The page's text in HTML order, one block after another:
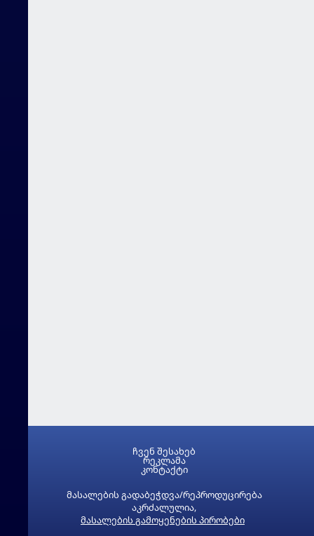
მასალების გადაბეჭდვა/რეპროდუცირება
აკრძალულია,
მასალების გამოყენების პირობები
ჩვენ შესახებ
რეკლამა
კონტაქტი